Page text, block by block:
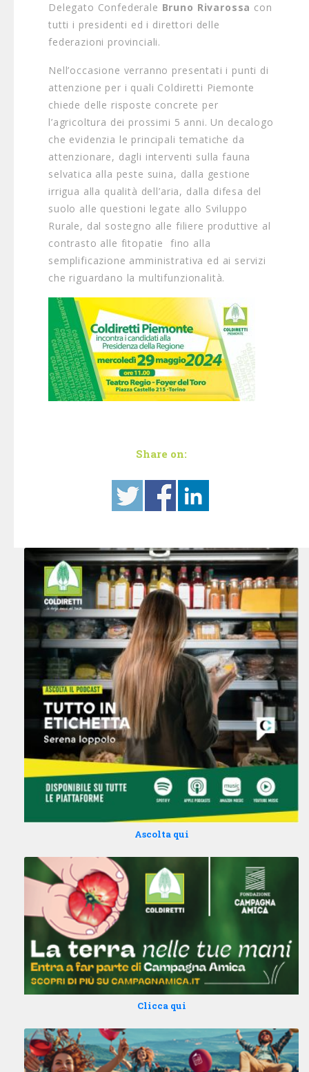
Delegato Confederale Bruno Rivarossa con
tutti i presidenti ed i direttori delle
federazioni provinciali.
Nell’occasione verranno presentati i punti di
attenzione per i quali Coldiretti Piemonte
chiede delle risposte concrete per
l’agricoltura dei prossimi 5 anni. Un decalogo
che evidenzia le principali tematiche da
attenzionare, dagli interventi sulla fauna
selvatica alla peste suina, dalla gestione
irrigua alla qualità dell’aria, dalla difesa del
suolo alle questioni legate allo Sviluppo
Rurale, dal sostegno alle filiere produttive al
contrasto alle fitopatie fino alla
semplificazione amministrativa ed ai servizi
che riguardano la multifunzionalità.
Share on:
Ascolta qui
Clicca qui